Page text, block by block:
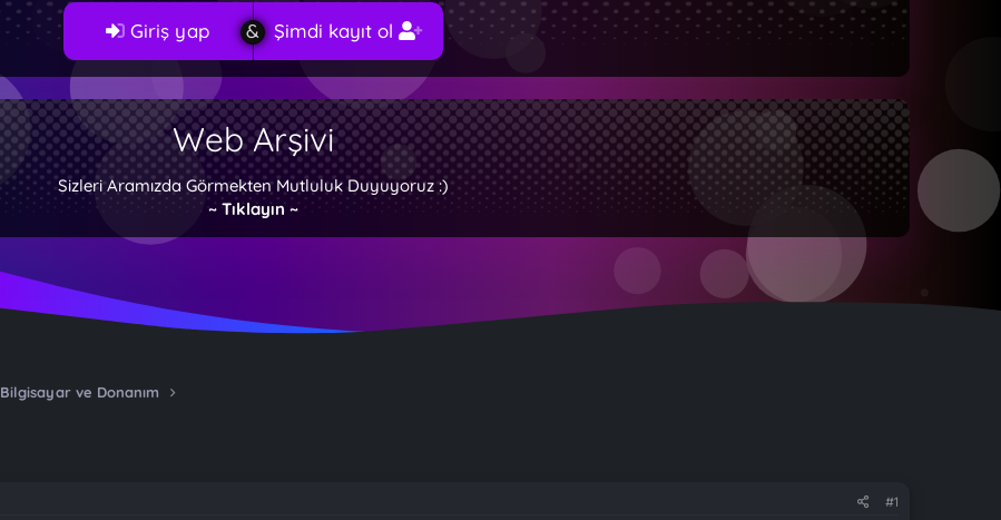
Giriş yap Şimdi kayıt ol
Web Arşivi
Sizleri Aramızda Görmekten Mutluluk Duyuyoruz :)
~ Tıklayın ~
Bilgisayar ve Donanım
#1